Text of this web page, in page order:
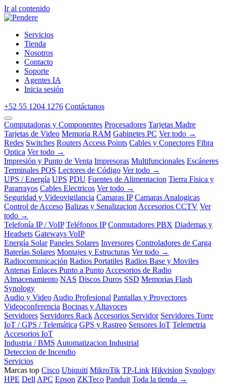
Ir al contenido
Servicios
Tienda
Nosotros
Contacto
Soporte
Agentes IA
Inicia sesión
+52 55 1204 1276 Contáctanos
Computadoras y Componentes Procesadores Tarjetas Madre
Tarjetas de Video Memoria RAM Gabinetes PC Ver todo →
Redes Switches Routers Access Points Cables y Conectores Fibra
Optica Ver todo →
Impresión y Punto de Venta Impresoras Multifuncionales Escáneres
Terminales POS Lectores de Código Ver todo →
UPS / Energía UPS PDU Fuentes de Alimentacion Tierra Fisica y
Pararrayos Cables Electricos Ver todo →
Seguridad y Videovigilancia Camaras IP Camaras Analogicas
Control de Acceso Balizas y Senalizacion Accesorios CCTV Ver
todo →
Telefonía IP / VoIP Teléfonos IP Conmutadores PBX Diademas y
Headsets Gateways VoIP
Energía Solar Paneles Solares Inversores Controladores de Carga
Baterías Solares Montajes y Estructuras Ver todo →
Radiocomunicación Radios Portatiles Radios Base y Moviles
Antenas Enlaces Punto a Punto Accesorios de Radio
Almacenamiento NAS Discos Duros SSD Memorias Flash
Synology
Audio y Video Audio Profesional Pantallas y Proyectores
Videoconferencia Bocinas y Altavoces
Servidores Servidores Rack Accesorios Servidor Servidores Torre
IoT / GPS / Telemática GPS y Rastreo Sensores IoT Telemetria
Accesorios IoT
Industria / BMS Automatizacion Industrial
Deteccion de Incendio
Servicios
Marcas top Cisco Ubiquiti MikroTik TP-Link Hikvision Synology
HPE Dell APC Epson ZKTeco Panduit Toda la tienda →